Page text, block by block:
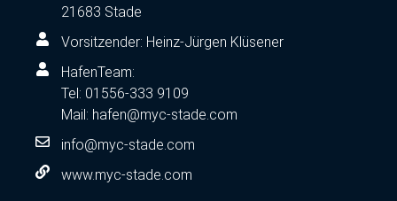
21683 Stade
Vorsitzender: Heinz-Jürgen Klüsener
HafenTeam:
Tel: 01556-333 9109
Mail: hafen@myc-stade.com
info@myc-stade.com
www.myc-stade.com